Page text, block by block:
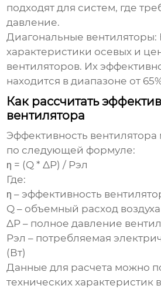
подходят для систем, где
давление.
Диагональные вентиляторы:
характеристики осевых и
вентиляторов. Их
находится в диапазоне от
Как рассчитать
вентилятора
Эффективность вентилятора
по следующей формуле:
η = (Q * ΔP) / Pэл
Где:
η –эффективность
Q – объемный расход
ΔP – полное давление
Pэл – потребляемая
(Вт)
Данные для расчета можно
технических характеристик